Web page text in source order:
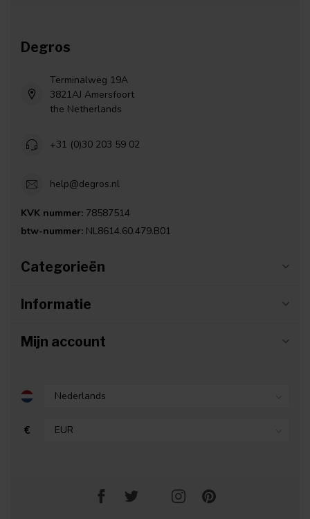
Degros
Terminalweg 19A
3821AJ Amersfoort
the Netherlands
+31 (0)30 203 59 02
help@degros.nl
KVK nummer: 78587514
btw-nummer: NL8614.60.479.B01
Categorieën
Informatie
Mijn account
€